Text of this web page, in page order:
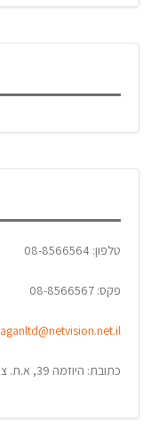
טלפון: 08-8566564
פקס: 08-8566567
aganltd@netvision.net.il
כתובת: היוזמה 39, א.ת. צפוני אשדוד, 77141